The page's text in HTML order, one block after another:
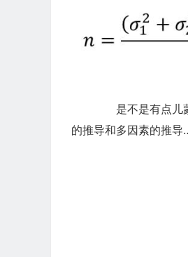
是不是有点儿蒙
的推导和多因素的推导